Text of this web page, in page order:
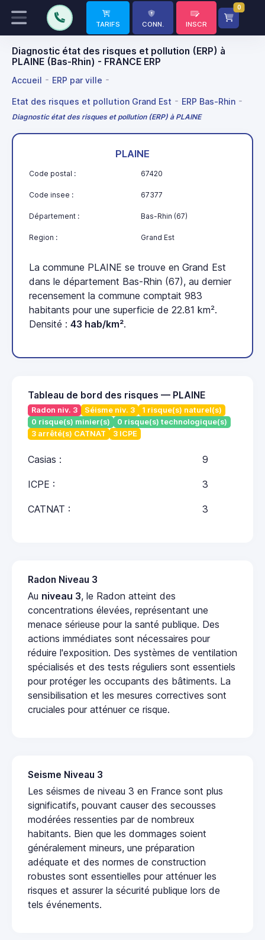
TARIFS CONN. INSCR
0
Diagnostic état des risques et pollution (ERP) à
PLAINE (Bas-Rhin) - FRANCE ERP
Accueil ERP par ville
Etat des risques et pollution Grand Est ERP Bas-Rhin
Diagnostic état des risques et pollution (ERP) à PLAINE
PLAINE
Code postal : 67420
Code insee : 67377
Département : Bas-Rhin (67)
Region : Grand Est
La commune PLAINE se trouve en Grand Est
dans le département Bas-Rhin (67), au dernier
recensement la commune comptait 983
habitants pour une superficie de 22.81 km².
Densité : 43 hab/km².
Tableau de bord des risques — PLAINE
Radon niv. 3 Séisme niv. 3
1 risque(s) naturel(s)
0 risque(s) minier(s)
0 risque(s) technologique(s)
3 arrêté(s) CATNAT
3 ICPE
Casias : 9
ICPE : 3
CATNAT : 3
Radon Niveau 3
Au niveau 3, le Radon atteint des
concentrations élevées, représentant une
menace sérieuse pour la santé publique. Des
actions immédiates sont nécessaires pour
réduire l'exposition. Des systèmes de ventilation
spécialisés et des tests réguliers sont essentiels
pour protéger les occupants des bâtiments. La
sensibilisation et les mesures correctives sont
cruciales pour atténuer ce risque.
Seisme Niveau 3
Les séismes de niveau 3 en France sont plus
significatifs, pouvant causer des secousses
modérées ressenties par de nombreux
habitants. Bien que les dommages soient
généralement mineurs, une préparation
adéquate et des normes de construction
robustes sont essentielles pour atténuer les
risques et assurer la sécurité publique lors de
tels événements.